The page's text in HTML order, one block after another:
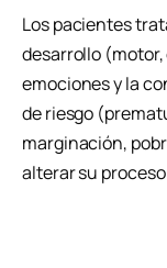
Los pacientes
desarrollo
emociones y la
de riesgo
marginación,
alterar su